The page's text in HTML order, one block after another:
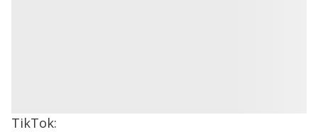
TikTok: